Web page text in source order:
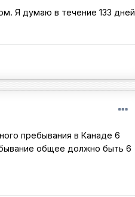
Я думаю в течение 133 дней
пребывания в Канаде 6
общее должно быть 6